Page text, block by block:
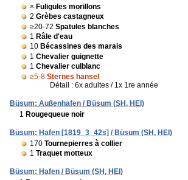
× Fuligules morillons
2 Grèbes castagneux
≥20-72 Spatules blanches
1 Râle d'eau
10 Bécassines des marais
1 Chevalier guignette
1 Chevalier culblanc
≥5-8 Sternes hansel
Détail : 6x adultes / 1x 1re année
Büsum: Außenhafen / Büsum (SH, HEI)
1 Rougequeue noir
Büsum: Hafen [1819_3_42s] / Büsum (SH, HEI)
170 Tournepierres à collier
1 Traquet motteux
Büsum: Hafen / Büsum (SH, HEI)